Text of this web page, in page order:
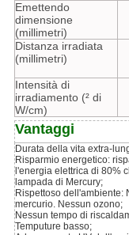
Emettendo
dimensione
(millimetri)
Distanza irradiata
(millimetri)
Intensità di
irradiamento (² di
W/cm)
Vantaggi
Durata della vita extra-
Risparmio energetico:
l'energia elettrica di 80%
lampada di Mercury;
Rispettoso dell'ambiente:
mercurio. Nessun ozono;
Nessun tempo di
Temputure basso;